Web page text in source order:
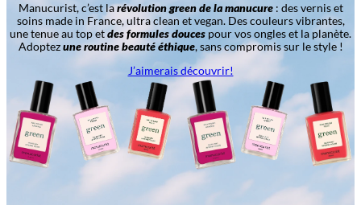
Manucurist, c’est larévolution green de la manucure: des vernis et
soins made in France, ultra clean et vegan. Des couleurs vibrantes,
une tenue au top etdes formules douces pour vos ongles et la planète.
Adoptezune routine beauté éthique, sans compromis sur le style !
J’aimerais découvrir!